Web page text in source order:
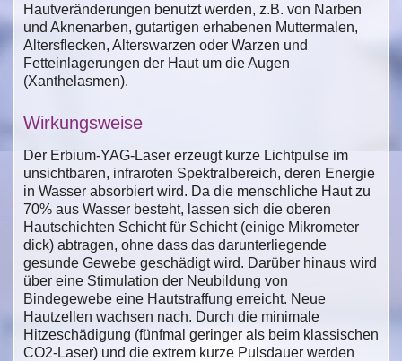
Hautveränderungen benutzt werden, z.B. von Narben
und Aknenarben, gutartigen erhabenen Muttermalen,
Altersflecken, Alterswarzen oder Warzen und
Fetteinlagerungen der Haut um die Augen
(Xanthelasmen).
Wirkungsweise
Der Erbium-YAG-Laser erzeugt kurze Lichtpulse im
unsichtbaren, infraroten Spektralbereich, deren Energie
in Wasser absorbiert wird. Da die menschliche Haut zu
70% aus Wasser besteht, lassen sich die oberen
Hautschichten Schicht für Schicht (einige Mikrometer
dick) abtragen, ohne dass das darunterliegende
gesunde Gewebe geschädigt wird. Darüber hinaus wird
über eine Stimulation der Neubildung von
Bindegewebe eine Hautstraffung erreicht. Neue
Hautzellen wachsen nach. Durch die minimale
Hitzeschädigung (fünfmal geringer als beim klassischen
CO2-Laser) und die extrem kurze Pulsdauer werden